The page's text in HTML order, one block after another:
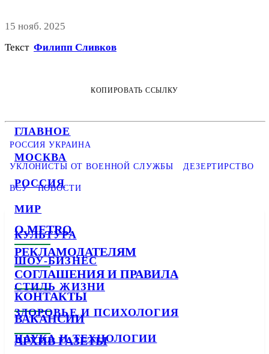
ГЛАВНОЕ
МОСКВА
РОССИЯ
МИР
КУЛЬТУРА
ШОУ-БИЗНЕС
СТИЛЬ ЖИЗНИ
ЗДОРОВЬЕ И ПСИХОЛОГИЯ
НАУКА И ТЕХНОЛОГИИ
15 нояб. 2025
Текст Филипп Сливков
КОПИРОВАТЬ ССЫЛКУ
РОССИЯ УКРАИНА
УКЛОНИСТЫ ОТ ВОЕННОЙ СЛУЖБЫ ДЕЗЕРТИРСТВО
ВСУ НОВОСТИ
О METRO
РЕКЛАМОДАТЕЛЯМ
СОГЛАШЕНИЯ И ПРАВИЛА
КОНТАКТЫ
ВАКАНСИИ
АРХИВ ГАЗЕТЫ